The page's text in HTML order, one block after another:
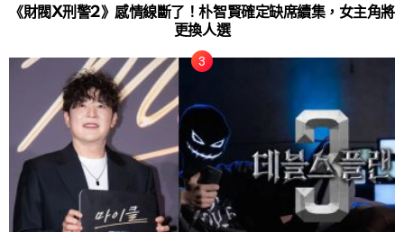
《財閥X刑警2》感情線斷了！朴智賢確定缺席續集，女主角將
更換人選